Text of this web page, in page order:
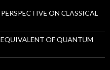
ON CLASSICAL
OF QUANTUM